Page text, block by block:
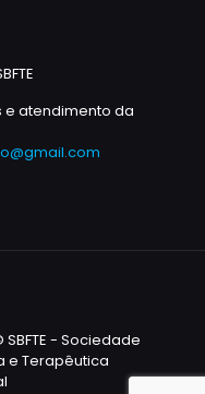
e atendimento da
- Sociedade
e Terapêutica